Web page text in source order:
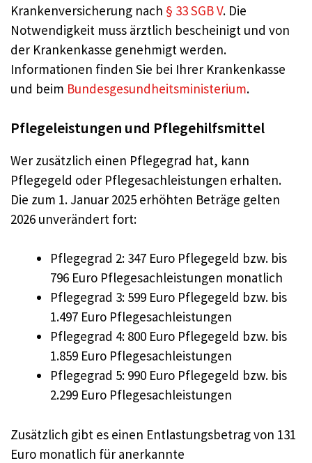
Krankenversicherung nach § 33 SGB V. Die
Notwendigkeit muss ärztlich bescheinigt und von
der Krankenkasse genehmigt werden.
Informationen finden Sie bei Ihrer Krankenkasse
und beim Bundesgesundheitsministerium.
Pflegeleistungen und Pflegehilfsmittel
Wer zusätzlich einen Pflegegrad hat, kann
Pflegegeld oder Pflegesachleistungen erhalten.
Die zum 1. Januar 2025 erhöhten Beträge gelten
2026 unverändert fort:
Pflegegrad 2: 347 Euro Pflegegeld bzw. bis
796 Euro Pflegesachleistungen monatlich
Pflegegrad 3: 599 Euro Pflegegeld bzw. bis
1.497 Euro Pflegesachleistungen
Pflegegrad 4: 800 Euro Pflegegeld bzw. bis
1.859 Euro Pflegesachleistungen
Pflegegrad 5: 990 Euro Pflegegeld bzw. bis
2.299 Euro Pflegesachleistungen
Zusätzlich gibt es einen Entlastungsbetrag von 131
Euro monatlich für anerkannte